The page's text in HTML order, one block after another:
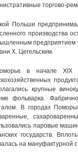
торгово-
Польши
производства
предприятием
X. Цегельским.
в начале XIX в.
крупные
фольварка.
В городах
паровые
государств.
на мануфактурной